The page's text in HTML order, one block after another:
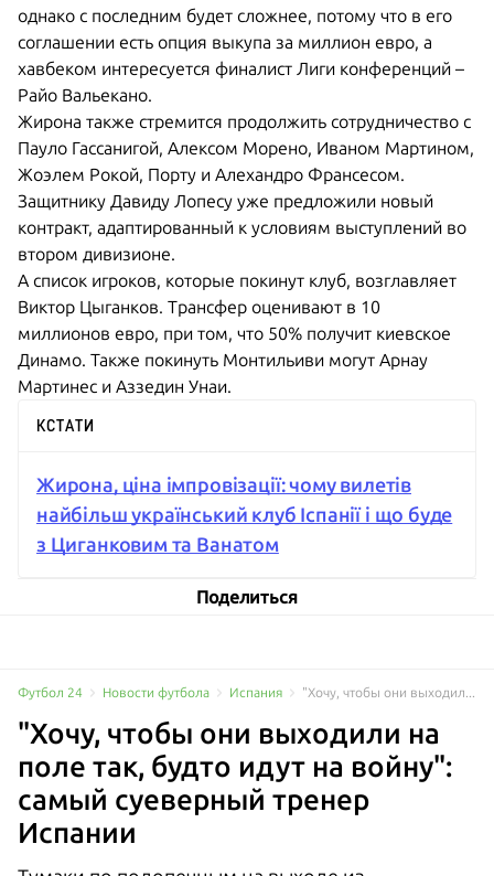
однако с последним будет сложнее, потому что в его
соглашении есть опция выкупа за миллион евро, а
хавбеком интересуется финалист Лиги конференций –
Райо Вальекано.
Жирона также стремится продолжить сотрудничество с
Пауло Гассанигой, Алексом Морено, Иваном Мартином,
Жоэлем Рокой, Порту и Алехандро Франсесом.
Защитнику Давиду Лопесу уже предложили новый
контракт, адаптированный к условиям выступлений во
втором дивизионе.
А список игроков, которые покинут клуб, возглавляет
Виктор Цыганков. Трансфер оценивают в 10
миллионов евро, при том, что 50% получит киевское
Динамо. Также покинуть Монтильиви могут Арнау
Мартинес и Аззедин Унаи.
КСТАТИ
Жирона, ціна імпровізації: чому вилетів
найбільш український клуб Іспанії і що буде
з Циганковим та Ванатом
Поделиться